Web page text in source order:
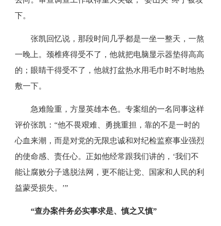
下。
张凯回忆说，那段时间几乎都是一坐一整天，一熬
一晚上。颈椎疼得受不了，他就把电脑显示器垫得高高
的；眼睛干得受不了，他就打盆热水用毛巾时不时地热
敷一下。
急难险重，方显英雄本色。专案组的一名同事这样
评价张凯：“他不畏艰难、勇挑重担，靠的不是一时的
心血来潮，而是对党的无限忠诚和对纪检监察事业强烈
的使命感、责任心。正如他经常跟我们讲的，‘我们不
能让腐败分子逃脱法网，更不能让党、国家和人民的利
益蒙受损失。’”
“查办案件务必实事求是、慎之又慎”